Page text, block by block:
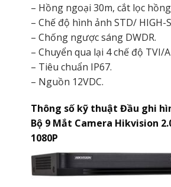
– Hồng ngoại 30m, cắt lọc
– Chế độ hình ảnh STD/ HIGH-
– Chống ngược sáng DWDR.
– Chuyển qua lại 4 chế độ TVI/
– Tiêu chuẩn IP67.
– Nguồn 12VDC.
Thông số kỹ thuật Đầu ghi
Bộ 9 Mắt Camera Hikvision
1080P